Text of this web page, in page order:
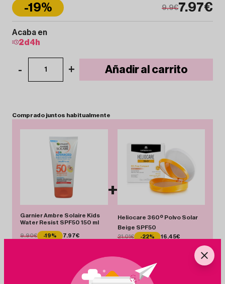
7.97€
-19% 9.9€
Acaba en
2d 4 h
- 1 + Añadir al carrito
Comprado juntos habitualmente
Garnier Ambre Solaire Kids
Water Resist SPF50 150 ml
9.90€ -19% 7.97€
+
Heliocare 360º Polvo Solar
Beige SPF50
21.01€ -22% 16.45€
Total 24.42 € Añadir Pack